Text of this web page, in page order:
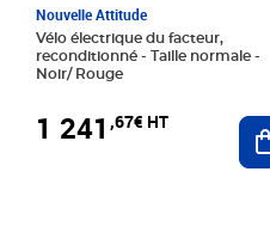
Nouvelle Attitude
Vélo électrique du facteur,
reconditionné - Taille normale -
Noir/ Rouge
1 241 ,67€ HT